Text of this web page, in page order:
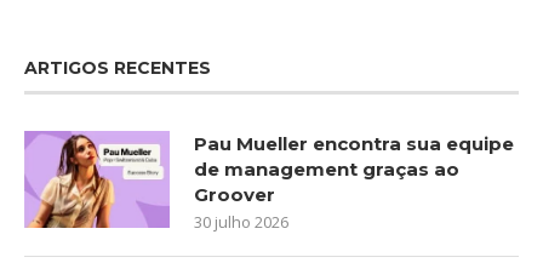
ARTIGOS RECENTES
Pau Mueller encontra sua equipe
de management graças ao
Groover
30 julho 2026